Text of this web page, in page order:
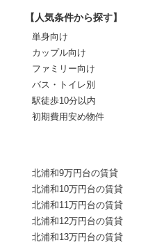
【人気条件から探す】
単身向け
カップル向け
ファミリー向け
バス・トイレ別
駅徒歩10分以内
初期費用安め物件
北浦和9万円台の賃貸
北浦和10万円台の賃貸
北浦和11万円台の賃貸
北浦和12万円台の賃貸
北浦和13万円台の賃貸